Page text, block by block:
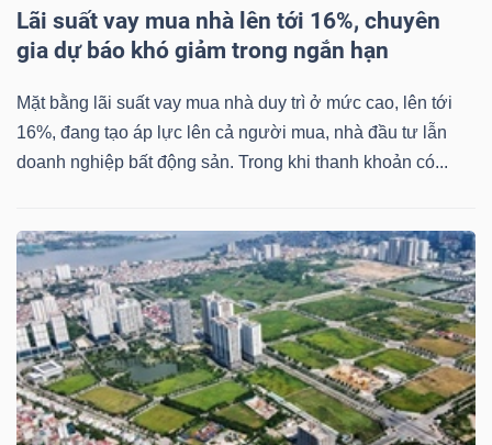
Lãi suất vay mua nhà lên tới 16%, chuyên
gia dự báo khó giảm trong ngắn hạn
Mặt bằng lãi suất vay mua nhà duy trì ở mức cao, lên tới
16%, đang tạo áp lực lên cả người mua, nhà đầu tư lẫn
doanh nghiệp bất động sản. Trong khi thanh khoản có...